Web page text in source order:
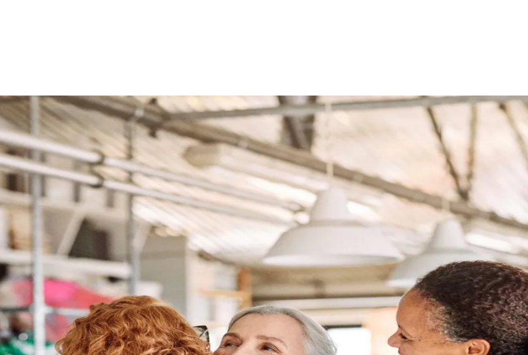
0821 50 89 69 40 Jetzt Termin buchen Termin buchen